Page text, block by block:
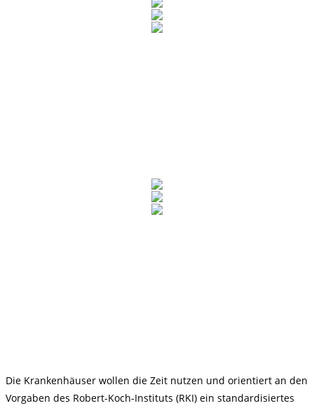
Die Krankenhäuser wollen die Zeit nutzen und orientiert an den
Vorgaben des Robert-Koch-Instituts (RKI) ein standardisiertes